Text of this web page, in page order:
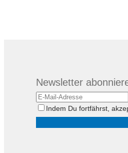
Newsletter
Indem Du fortfährst,